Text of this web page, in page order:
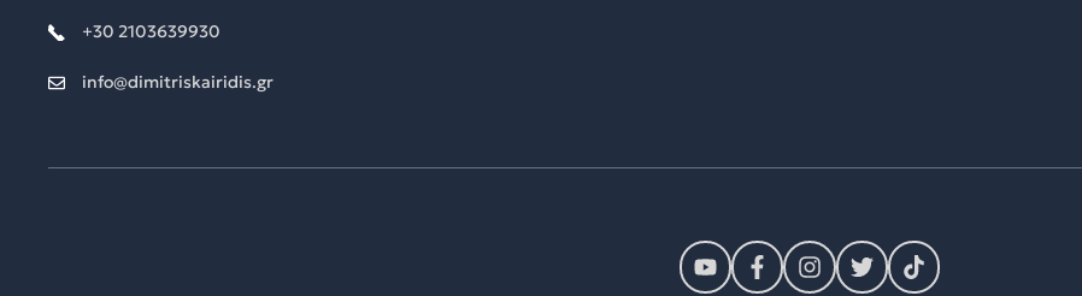
+30 2103639930
info@dimitriskairidis.gr